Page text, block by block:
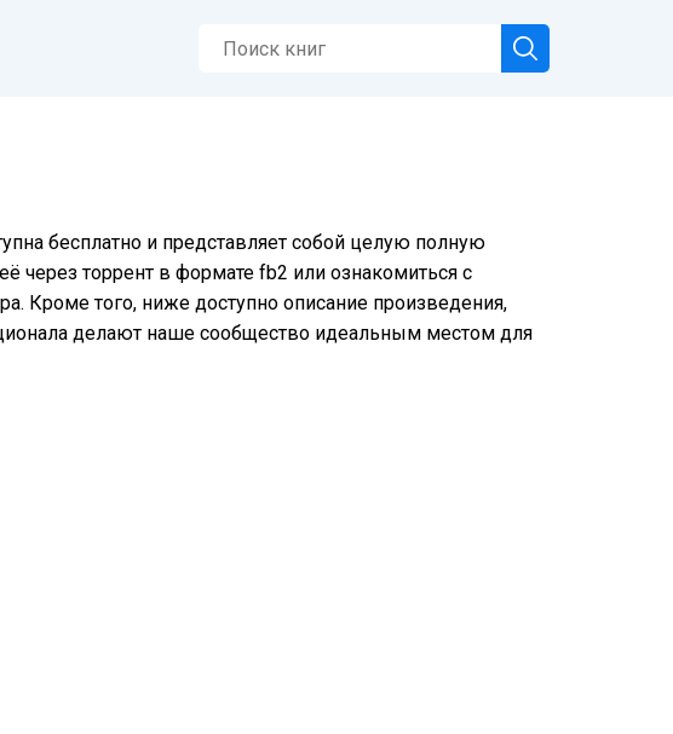
бесплатно и представляет собой целую полную
через торрент в формате fb2 или ознакомиться с
Кроме того, ниже доступно описание произведения,
делают наше сообщество идеальным местом для